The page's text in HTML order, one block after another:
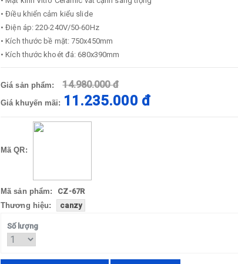
• Điều khiển cảm kiểu slide
• Điện áp: 220-240V/50-60Hz
• Kích thước bề mặt: 750x450mm
• Kích thước khoét đá: 680x390mm
Giá sản phẩm: 14.980.000 đ
Giá khuyến mãi: 11.235.000 đ
Mã QR:
Mã sản phẩm:
CZ-67R
Thương hiệu:
canzy
Số lượng